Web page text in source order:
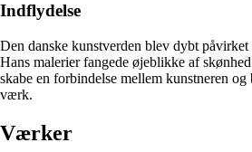
Indflydelse
Den danske kunstverden blev dybt
Hans malerier fangede øjeblikke af
skabe en forbindelse mellem kunstneren og
værk.
Værker